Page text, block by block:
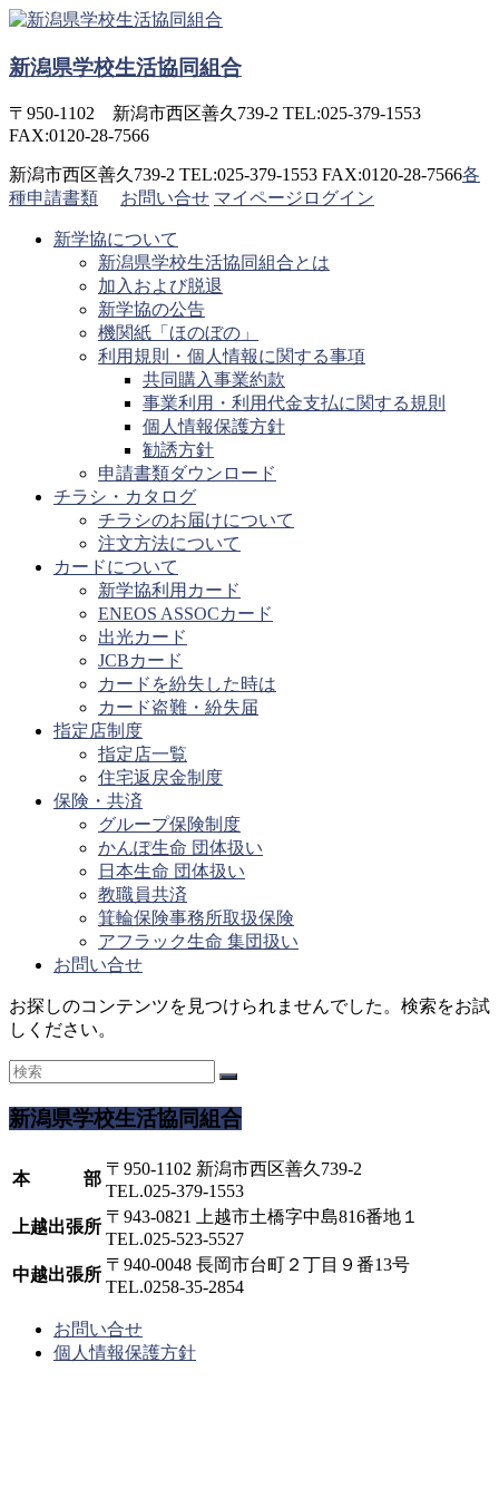
コ
テ
ツ
へ
キ
ッ
新潟県学校生活協同組合
〒950-1102 新潟市西区善久739-2 TEL:025-379-1553
FAX:0120-28-7566
新潟市西区善久739-2 TEL:025-379-1553 FAX:0120-28-7566各
種申請書類
お問い合せ マイページログイン
新学協について
新潟県学校生活協同組合とは
加入および脱退
新学協の公告
機関紙「ほのぼの」
利用規則・個人情報に関する事項
共同購入事業約款
事業利用・利用代金支払に関する規則
個人情報保護方針
勧誘方針
申請書類ダウンロード
チラシ・カタログ
チラシのお届けについて
注文方法について
カードについて
新学協利用カード
ENEOS ASSOCカード
出光カード
JCBカード
カードを紛失した時は
カード盗難・紛失届
指定店制度
指定店一覧
住宅返戻金制度
保険・共済
グループ保険制度
かんぽ生命 団体扱い
日本生命 団体扱い
教職員共済
箕輪保険事務所取扱保険
アフラック生命 集団扱い
お問い合せ
お探しのコンテンツを見つけられませんでした。検索をお試
しください。
新潟県学校生活協同組合
本 部
〒950-1102 新潟市西区善久739-2
TEL.025-379-1553
上越出張所
〒943-0821 上越市土橋字中島816番地１
TEL.025-523-5527
中越出張所
〒940-0048 長岡市台町２丁目９番13号
TEL.0258-35-2854
お問い合せ
個人情報保護方針